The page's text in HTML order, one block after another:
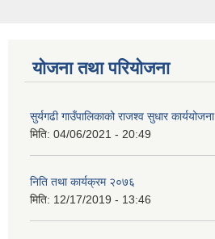
योजना तथा परियोजना
सुर्यगढी गाउँपालिकाको राजश्व सुधार कार्ययोजना
मिति: 04/06/2021 - 20:49
निति तथा कार्यक्रम २०७६
मिति: 12/17/2019 - 13:46